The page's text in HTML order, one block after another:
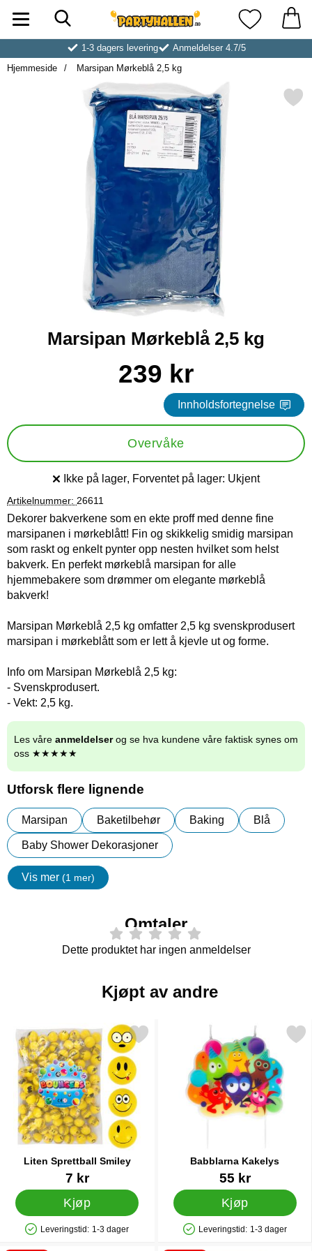
Startsiden for Partyhallen ABMine
1-3 dagers levering
Anmeldelser 4.7/5
Hjemmeside
Marsipan Mørkeblå 2,5 kg
Merk marsipan Mørkeblå
Marsipan Mørkeblå 2,5 kg
Handle dette produktet, Marsipan Mørkeblå 2,5 kg
pris
239 kr
Innholdsfortegnelse
Overvåke
Produkttilgjengelighet:
Ikke på lager, Forventet på lager: Ukjent
Artikelnummer: 26611
Dekorer bakverkene som en ekte proff med denne fine
marsipanen i mørkeblått! Fin og skikkelig smidig marsipan
som raskt og enkelt pynter opp nesten hvilket som helst
bakverk. En perfekt mørkeblå marsipan for alle
hjemmebakere som drømmer om elegante mørkeblå
bakverk!
Marsipan Mørkeblå 2,5 kg omfatter 2,5 kg svenskprodusert
marsipan i mørkeblått som er lett å kjevle ut og forme.
Info om Marsipan Mørkeblå 2,5 kg:
- Svenskprodusert.
- Vekt: 2,5 kg.
Les våre anmeldelserog se hva kundene våre faktisk synes om
oss ★★★★★
Utforsk flere lignende
Marsipan Baketilbehør Baking Blå
Baby Shower Dekorasjoner
Vis mer (1 mer)
egenskaper
Omtaler
Dette produktet har ingen anmeldelser
Kjøpt av andre
Liten Sprettball Smiley
Varenummer 14443
7 kr
Kjøp
Produkttilgjengelighet: På lager
Leveringstid: 1-3 dager
Merk liten Sprettball Smiley som favoritt
Babblarna Kakelys
Varenummer 45344
55 kr
Kjøp
Produkttilgjengelighet: På lager
Leveringstid: 1-3 dager
Merk babblarna